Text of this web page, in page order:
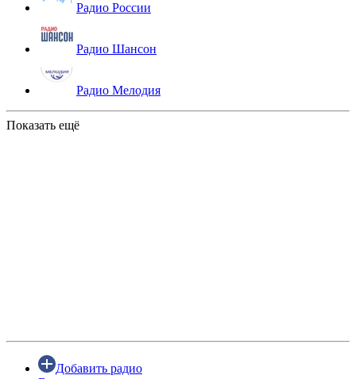
Радио России
Радио Шансон
Радио Мелодия
Показать ещё
Добавить радио